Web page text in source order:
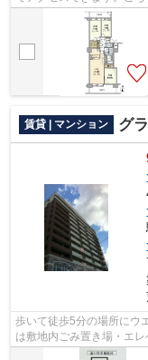
めるなら、柏店が住まい探
賃貸 | マンション グ
歩いて徒歩5分の場所にウ
は敷地内ごみ置き場・エ
の物件でございます。こち